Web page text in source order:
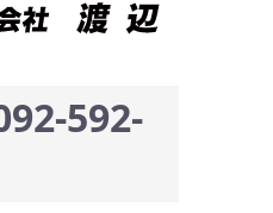
592-